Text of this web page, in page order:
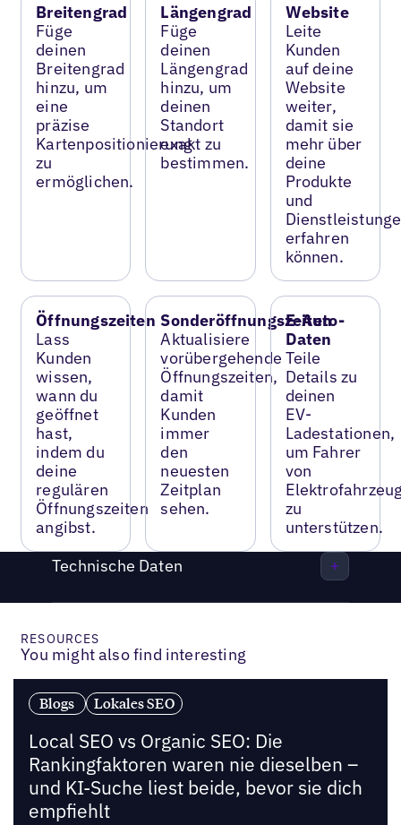
Breitengrad
Füge
deinen
Breitengrad
hinzu, um
eine
präzise
Kartenpositionierung
zu
ermöglichen.
Längengrad
Füge
deinen
Längengrad
hinzu, um
deinen
Standort
exakt zu
bestimmen.
Website
Leite
Kunden
auf deine
Website
weiter,
damit sie
mehr über
deine
Produkte
und
erfahren
können.
Öffnungszeiten
Lass
Kunden
wissen,
wann du
geöffnet
hast,
indem du
deine
regulären
Öffnungszeiten
angibst.
Sonderöffnungszeiten
Aktualisiere
vorübergehende
Öffnungszeiten,
damit
Kunden
immer
den
neuesten
Zeitplan
sehen.
E-Auto-
Daten
Teile
Details zu
deinen
EV-
Ladestationen,
um Fahrer
von
zu
unterstützen.
Technische Daten
RESOURCES
You might also find interesting
Blogs Lokales SEO
Local SEO vs Organic SEO: Die
Rankingfaktoren waren nie dieselben –
und KI-Suche liest beide, bevor sie dich
empfiehlt